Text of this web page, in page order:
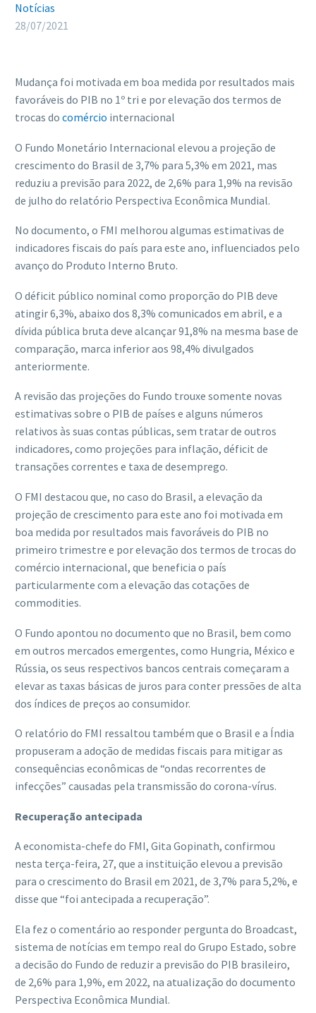
Notícias
28/07/2021
Mudança foi motivada em boa medida por resultados mais
favoráveis do PIB no 1º tri e por elevação dos termos de
trocas do comércio internacional
O Fundo Monetário Internacional elevou a projeção de
crescimento do Brasil de 3,7% para 5,3% em 2021, mas
reduziu a previsão para 2022, de 2,6% para 1,9% na revisão
de julho do relatório Perspectiva Econômica Mundial.
No documento, o FMI melhorou algumas estimativas de
indicadores fiscais do país para este ano, influenciados pelo
avanço do Produto Interno Bruto.
O déficit público nominal como proporção do PIB deve
atingir 6,3%, abaixo dos 8,3% comunicados em abril, e a
dívida pública bruta deve alcançar 91,8% na mesma base de
comparação, marca inferior aos 98,4% divulgados
anteriormente.
A revisão das projeções do Fundo trouxe somente novas
estimativas sobre o PIB de países e alguns números
relativos às suas contas públicas, sem tratar de outros
indicadores, como projeções para inflação, déficit de
transações correntes e taxa de desemprego.
O FMI destacou que, no caso do Brasil, a elevação da
projeção de crescimento para este ano foi motivada em
boa medida por resultados mais favoráveis do PIB no
primeiro trimestre e por elevação dos termos de trocas do
comércio internacional, que beneficia o país
particularmente com a elevação das cotações de
commodities.
O Fundo apontou no documento que no Brasil, bem como
em outros mercados emergentes, como Hungria, México e
Rússia, os seus respectivos bancos centrais começaram a
elevar as taxas básicas de juros para conter pressões de alta
dos índices de preços ao consumidor.
O relatório do FMI ressaltou também que o Brasil e a Índia
propuseram a adoção de medidas fiscais para mitigar as
consequências econômicas de “ondas recorrentes de
infecções” causadas pela transmissão do corona-vírus.
Recuperação antecipada
A economista-chefe do FMI, Gita Gopinath, confirmou
nesta terça-feira, 27, que a instituição elevou a previsão
para o crescimento do Brasil em 2021, de 3,7% para 5,2%, e
disse que “foi antecipada a recuperação”.
Ela fez o comentário ao responder pergunta do Broadcast,
sistema de notícias em tempo real do Grupo Estado, sobre
a decisão do Fundo de reduzir a previsão do PIB brasileiro,
de 2,6% para 1,9%, em 2022, na atualização do documento
Perspectiva Econômica Mundial.